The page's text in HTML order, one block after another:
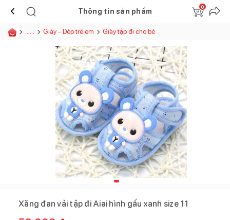
Thông tin sản phẩm
0
...... Giày - Dép trẻ em Giày tập đi cho bé
Xăng đan vải tập đi Aiai hình gấu xanh size 11